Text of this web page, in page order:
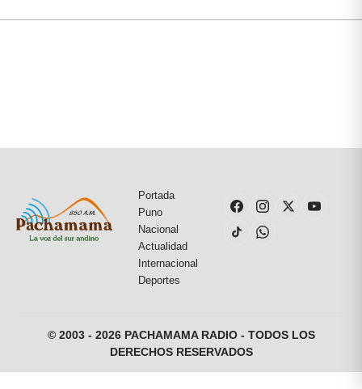
Portada
Puno
Nacional
Actualidad
Internacional
Deportes
© 2003 - 2026 PACHAMAMA RADIO - TODOS LOS
DERECHOS RESERVADOS